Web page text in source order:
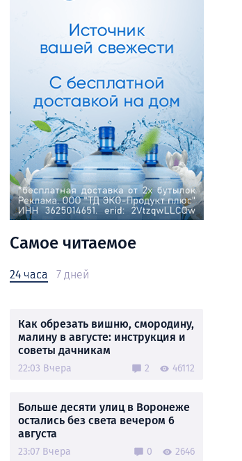
Самое читаемое
24 часа 7 дней
Как обрезать вишню, смородину,
малину в августе: инструкция и
советы дачникам
22:03 Вчера 2 46112
Больше десяти улиц в Воронеже
остались без света вечером 6
августа
23:07 Вчера 0 2646